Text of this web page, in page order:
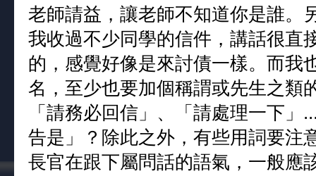
老師請益，讓老師不知道你是誰。
我收過不少同學的信件，講話很直
的，感覺好像是來討債一樣。而我
名，至少也要加個稱謂或先生之類
「請務必回信」、「請處理一下
告是」？除此之外，有些用詞要注
長官在跟下屬問話的語氣，一般應